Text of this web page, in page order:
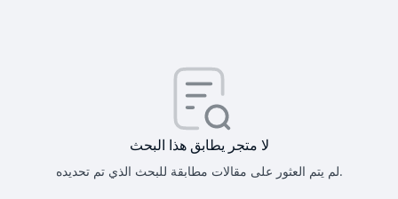
لا متجر يطابق هذا البحث
لم يتم العثور على مقالات مطابقة للبحث الذي تم تحديده.